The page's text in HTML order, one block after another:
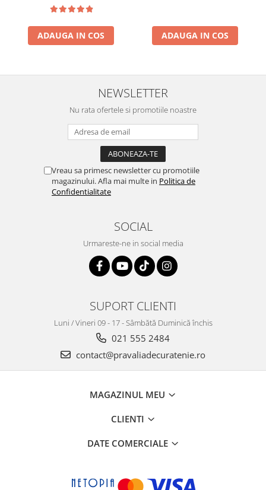
ADAUGA IN COS ADAUGA IN COS
NEWSLETTER
Nu rata ofertele si promotiile noastre
Vreau sa primesc newsletter cu promotiile
magazinului. Afla mai multe in Politica de
Confidentialitate
SOCIAL
Urmareste-ne in social media
SUPORT CLIENTI
Luni / Vineri 09 - 17 - Sâmbătă Duminică închis
021 555 2484
contact@pravaliadecuratenie.ro
MAGAZINUL MEU
CLIENTI
DATE COMERCIALE